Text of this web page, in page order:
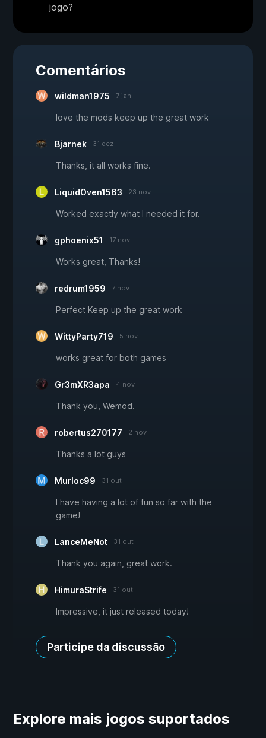
jogo?
Comentários
wildman1975 7 jan
love the mods keep up the great work
Bjarnek 31 dez
Thanks, it all works fine.
LiquidOven1563 23 nov
Worked exactly what I needed it for.
gphoenix51 17 nov
Works great, Thanks!
redrum1959 7 nov
Perfect Keep up the great work
WittyParty719 5 nov
works great for both games
Gr3mXR3apa 4 nov
Thank you, Wemod.
robertus270177 2 nov
Thanks a lot guys
Murloc99 31 out
I have having a lot of fun so far with the
game!
LanceMeNot 31 out
Thank you again, great work.
HimuraStrife 31 out
Impressive, it just released today!
Participe da discussão
Explore mais jogos suportados